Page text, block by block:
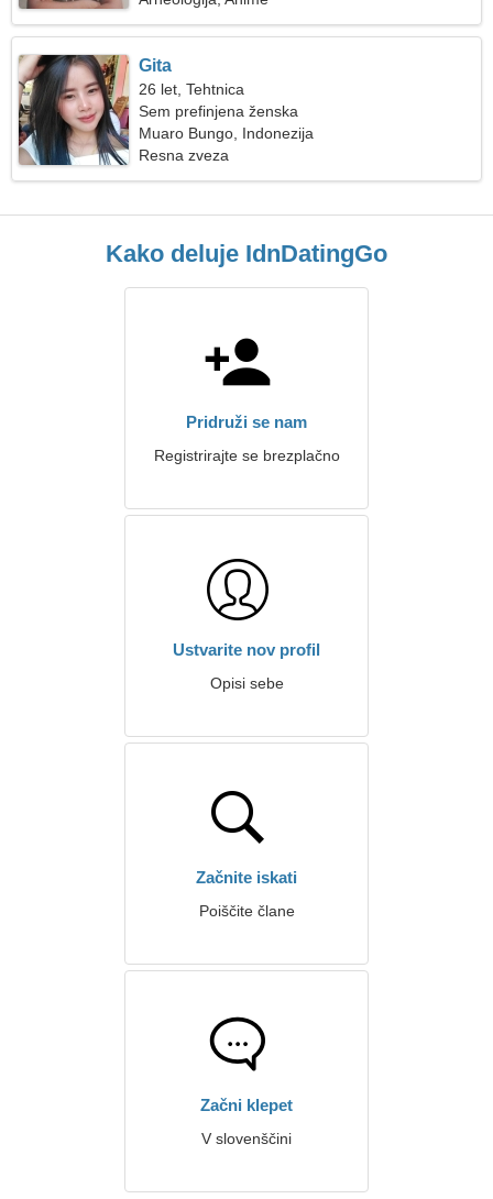
Gita
26 let, Tehtnica
Sem prefinjena ženska
Muaro Bungo, Indonezija
Resna zveza
Kako deluje IdnDatingGo
Pridruži se nam
Registrirajte se brezplačno
Ustvarite nov profil
Opisi sebe
Začnite iskati
Poiščite člane
Začni klepet
V slovenščini